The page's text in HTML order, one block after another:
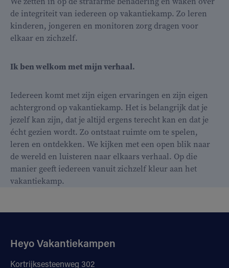
de integriteit van iedereen op vakantiekamp. Zo leren
kinderen, jongeren en monitoren zorg dragen voor
elkaar en zichzelf.
Ik ben welkom met mijn verhaal.
Iedereen komt met zijn eigen ervaringen en zijn eigen
achtergrond op vakantiekamp. Het is belangrijk dat je
jezelf kan zijn, dat je altijd ergens terecht kan en dat je
écht gezien wordt. Zo ontstaat ruimte om te spelen,
leren en ontdekken. We kijken met een open blik naar
de wereld en luisteren naar elkaars verhaal. Op die
manier geeft iedereen vanuit zichzelf kleur aan het
vakantiekamp.
Heyo Vakantiekampen
Kortrijksesteenweg 302